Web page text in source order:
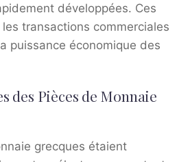
développées. Ces
transactions commerciales
puissance économique des
des Pièces de Monnaie
grecques étaient